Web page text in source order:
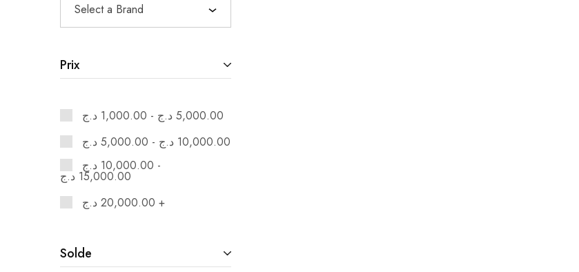
Select a Brand
Prix
1,000.00 د.ج - 5,000.00 د.ج
5,000.00 د.ج - 10,000.00 د.ج
10,000.00 د.ج -
15,000.00 د.ج
20,000.00 د.ج +
Solde